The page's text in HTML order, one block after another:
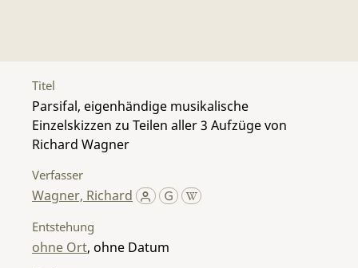
Titel
Parsifal, eigenhändige musikalische
Einzelskizzen zu Teilen aller 3 Aufzüge von
Richard Wagner
Verfasser
Wagner, Richard
Entstehung
ohne Ort, ohne Datum